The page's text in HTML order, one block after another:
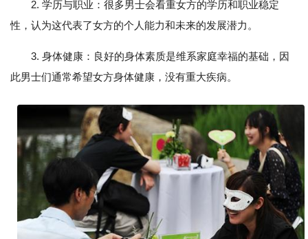
2. 学历与职业：很多男士会看重女方的学历和职业稳定
性，认为这代表了女方的个人能力和未来的发展潜力。
3. 身体健康：良好的身体素质是维系家庭幸福的基础，因
此男士们通常希望女方身体健康，没有重大疾病。